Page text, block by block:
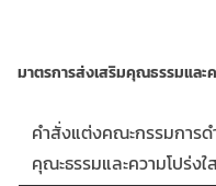
มาตรการส่งเสริมคุณธรรมและ
คำสั่งแต่งคณะกรรมการด
คุณะธรรมและความโปร่งใ